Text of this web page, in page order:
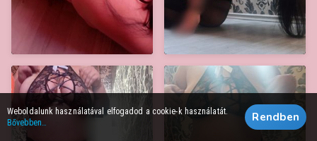
Weboldalunk használatával elfogadod a cookie-k használatát.
Bővebben…
Rendben